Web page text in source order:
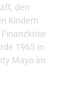
den
Kindern
1965 in
Mayo im